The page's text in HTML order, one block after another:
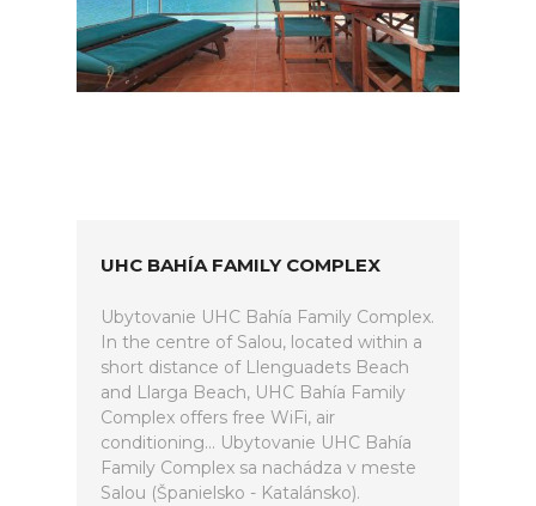
UHC BAHÍA FAMILY COMPLEX
Ubytovanie UHC Bahía Family Complex.
In the centre of Salou, located within a
short distance of Llenguadets Beach
and Llarga Beach, UHC Bahía Family
Complex offers free WiFi, air
conditioning... Ubytovanie UHC Bahía
Family Complex sa nachádza v meste
Salou (Španielsko - Katalánsko).